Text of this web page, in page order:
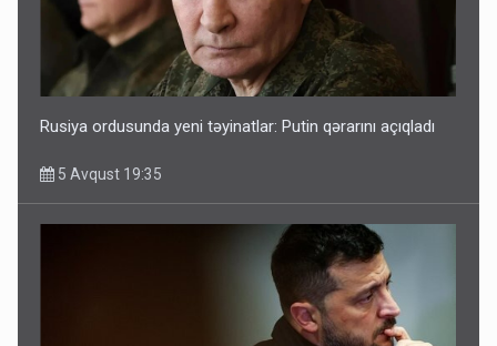
Rusiya ordusunda yeni təyinatlar: Putin qərarını açıqladı
5 Avqust 19:35